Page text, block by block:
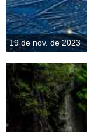
19 de nov. de 2023